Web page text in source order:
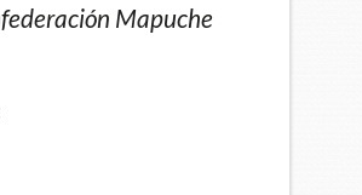
Mapuche